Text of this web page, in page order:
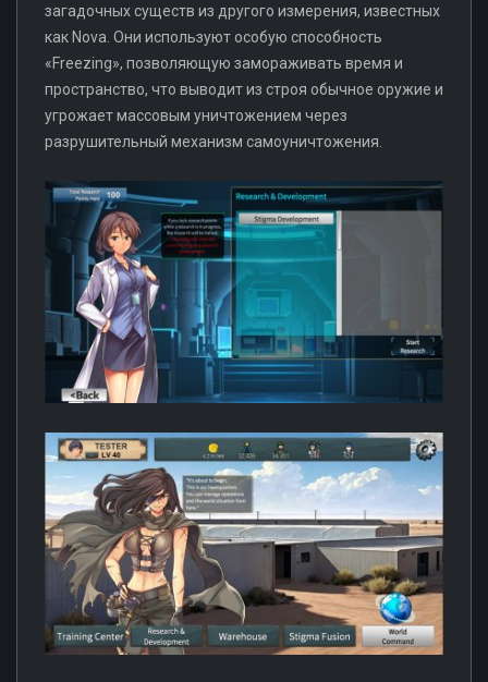
загадочных существ из другого измерения, известных
как Nova. Они используют особую способность
«Freezing», позволяющую замораживать время и
пространство, что выводит из строя обычное оружие и
угрожает массовым уничтожением через
разрушительный механизм самоуничтожения.